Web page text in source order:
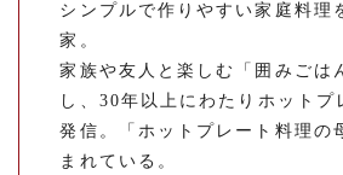
シンプルで作りやすい家庭料理
家。
家族や友人と楽しむ「囲みごは
し、30年以上にわたりホットプ
発信。「ホットプレート料理の
まれている。